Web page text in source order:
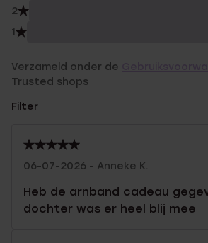
2
1
Verzameld onder de
Trusted shops
Filter
06-07-2026 - Anneke K.
Heb de arnband cadeau
dochter was er heel blij mee